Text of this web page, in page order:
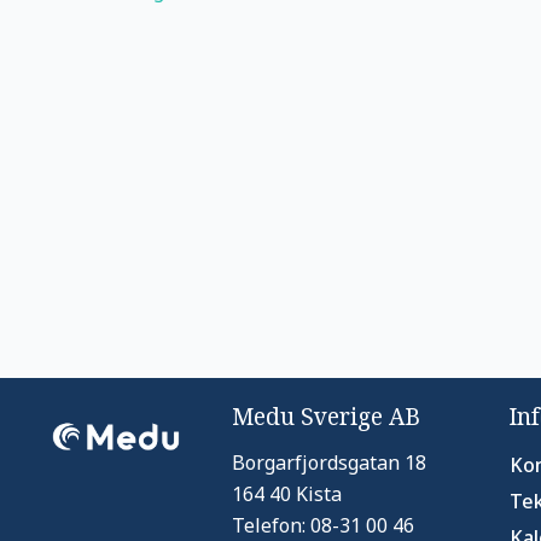
Medu Sverige AB
Borgarfjordsgatan 18
164 40 Kista
Telefon: 08-31 00 46